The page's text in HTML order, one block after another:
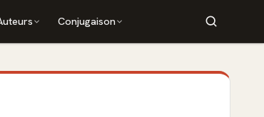
Conjugaison